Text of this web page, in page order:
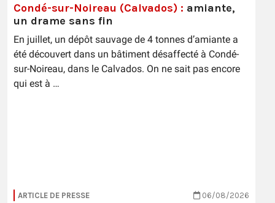
Condé-sur-Noireau (Calvados) : amiante,
un drame sans fin
En juillet, un dépôt sauvage de 4 tonnes d’amiante a
été découvert dans un bâtiment désaffecté à Condé-
sur-Noireau, dans le Calvados. On ne sait pas encore
qui est à …
ARTICLE DE PRESSE 06/08/2026